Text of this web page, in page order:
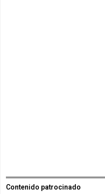
Contenido patrocinado